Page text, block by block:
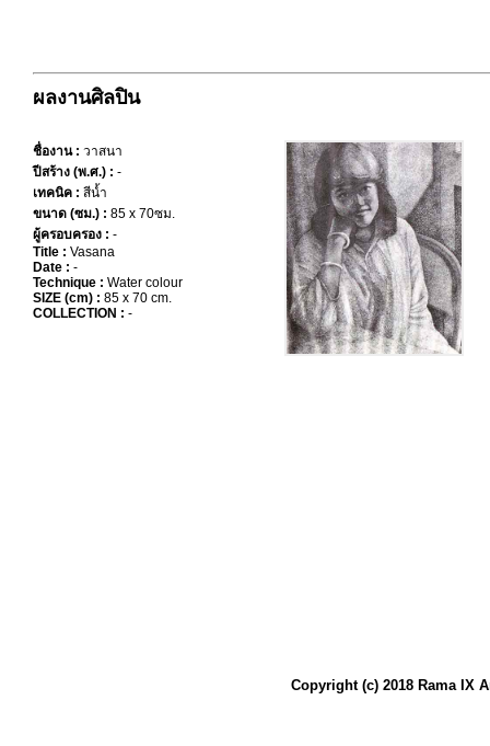
ผลงานศิลปิน
ชื่องาน : วาสนา
ปีสร้าง (พ.ศ.) : -
เทคนิค : สีน้ำ
ขนาด (ซม.) : 85 x 70ซม.
ผู้ครอบครอง : -
Title : Vasana
Date : -
Technique : Water colour
SIZE (cm) : 85 x 70 cm.
COLLECTION : -
Copyright (c) 2018 Rama IX